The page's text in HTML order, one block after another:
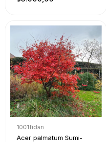
1001fidan
Acer palmatum Sumi-